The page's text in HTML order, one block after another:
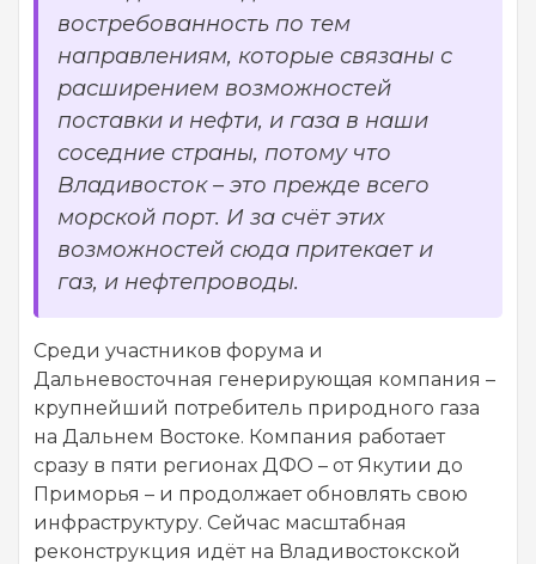
востребованность по тем
направлениям, которые связаны с
расширением возможностей
поставки и нефти, и газа в наши
соседние страны, потому что
Владивосток – это прежде всего
морской порт. И за счёт этих
возможностей сюда притекает и
газ, и нефтепроводы.
Среди участников форума и
Дальневосточная генерирующая компания –
крупнейший потребитель природного газа
на Дальнем Востоке. Компания работает
сразу в пяти регионах ДФО – от Якутии до
Приморья – и продолжает обновлять свою
инфраструктуру. Сейчас масштабная
реконструкция идёт на Владивостокской